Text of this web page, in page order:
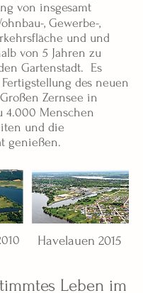
von insgesamt
, Gewerbe-,
und und
von 5 Jahren zu
Gartenstadt. Es
des neuen
Zernsee in
4.000 Menschen
und die
genießen.
Havelauen 2015
Leben im